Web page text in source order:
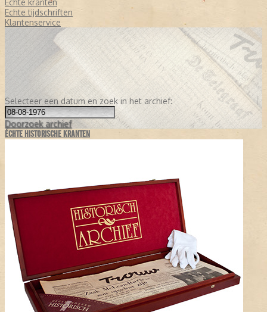
Echte kranten
Echte tijdschriften
Klantenservice
Selecteer een datum en zoek in het archief:
Doorzoek archief
ÉCHTE HISTORISCHE KRANTEN